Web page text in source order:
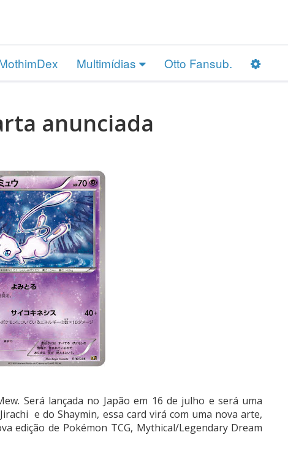
Multimídias Otto Fansub.
anunciada
Será lançada no Japão em 16 de julho e será uma
e do Shaymin, essa card virá com uma nova arte,
edição de Pokémon TCG, Mythical/Legendary Dream